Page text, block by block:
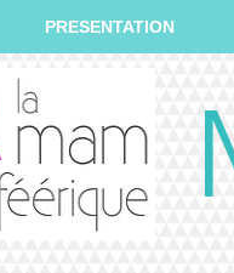
PRESENTATION